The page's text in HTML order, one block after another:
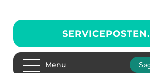
SERVICEPOSTEN.
Menu